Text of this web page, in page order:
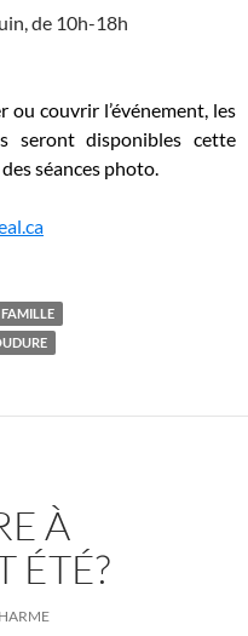
de 10h-18h
ou couvrir l’événement, les
seront disponibles cette
séances photo.
FAMILLE
À
ÉTÉ?